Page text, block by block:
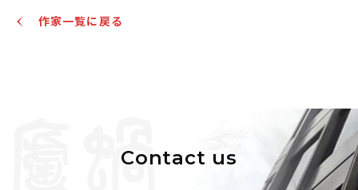
作家一覧に戻る
Contact us